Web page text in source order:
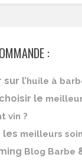
:
l’huile à
le
vin ?
les meilleurs
Blog Barbe